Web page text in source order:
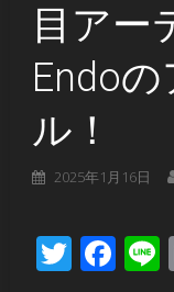
目アー
Endo
ル！
2025年1月16日